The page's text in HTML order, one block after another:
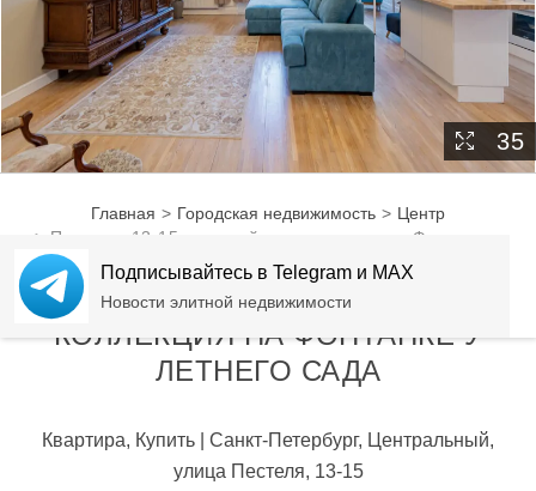
35
Главная Городская недвижимость
Центр
Пестеля, 13-15 — семейная коллекция на Фонтанке у
ПЕСТЕЛЯ, 13-15 - СЕМЕЙНАЯ
КОЛЛЕКЦИЯ НА ФОНТАНКЕ У
ЛЕТНЕГО САДА
Квартира, Купить | Санкт-Петербург, Центральный,
улица Пестеля, 13-15
Подписывайтесь в Telegram и MAX
Новости элитной недвижимости